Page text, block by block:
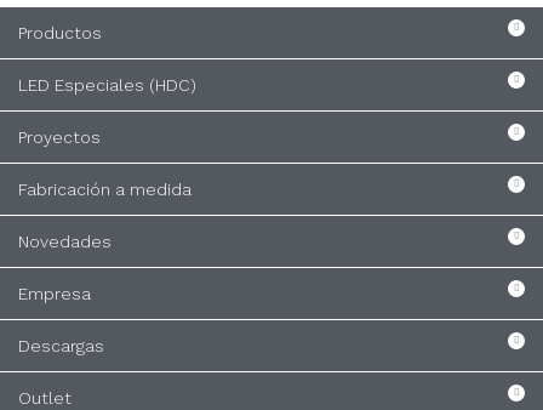
Productos
LED Especiales (HDC)
Proyectos
Fabricación a medida
Novedades
Empresa
Descargas
Outlet